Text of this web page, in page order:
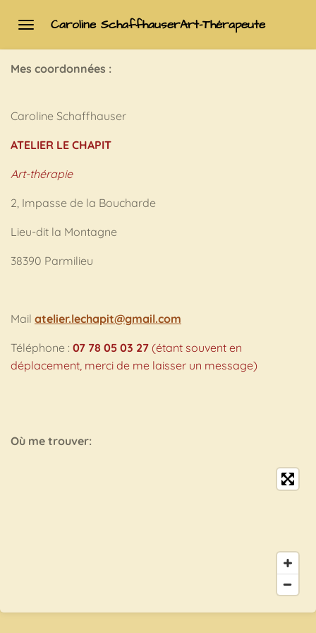
au
contenu
principal
Caroline SchaffhauserArt-Thérapeute
Mes coordonnées :
Caroline Schaffhauser
ATELIER LE CHAPIT
Art-thérapie
2, Impasse de la Boucharde
Lieu-dit la Montagne
38390 Parmilieu
Mail atelier.lechapit@gmail.com
Téléphone : 07 78 05 03 27 (étant souvent en
déplacement, merci de me laisser un message)
Où me trouver: